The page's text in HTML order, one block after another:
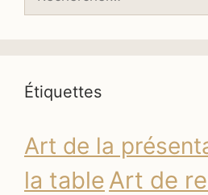
Étiquettes
Art de la
la table Art de